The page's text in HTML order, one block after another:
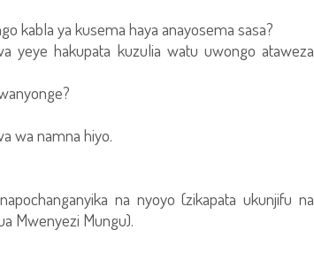
kabla ya kusema haya anayosema sasa?
yeye hakupata kuzulia watu uwongo ataweza
wa namna hiyo.
na nyoyo (zikapata ukunjifu na
Mwenyezi Mungu).